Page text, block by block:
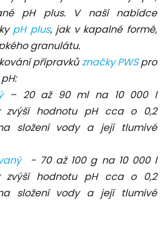
pH plus. V naší nabídce
pH plus, jak v kapalné formě,
granulátu.
přípravkůznačky PWSpro
– 20 až 90 ml na 10 000 l
zvýší hodnotu pH cca o 0,2
složení vody a její tlumivé
- 70 až 100 g na 10 000 l
zvýší hodnotu pH cca o 0,2
složení vody a její tlumivé